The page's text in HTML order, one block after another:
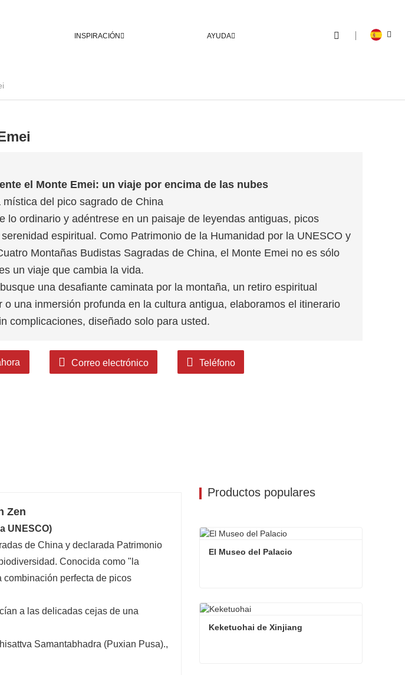
INSPIRACIÓN AYUDA
el Monte Emei: un viaje por encima de las nubes
mística del pico sagrado de China
lo ordinario y adéntrese en un paisaje de leyendas antiguas, picos
espiritual. Como Patrimonio de la Humanidad por la UNESCO y
Montañas Budistas Sagradas de China, el Monte Emei no es sólo
un viaje que cambia la vida.
una desafiante caminata por la montaña, un retiro espiritual
o una inmersión profunda en la cultura antigua, elaboramos el itinerario
complicaciones, diseñado solo para usted.
Correo electrónico Teléfono
Zen
UNESCO)
de China y declarada Patrimonio
Conocida como "la
combinación perfecta de picos
a las delicadas cejas de una
Samantabhadra (Puxian Pusa).,
Productos populares
El Museo del Palacio
El Museo del Palacio
Contacta ahora
Keketuohai de Xinjiang